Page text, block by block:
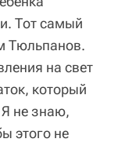
Тот самый
Тюльпанов.
на свет
который
Я не знаю,
этого не